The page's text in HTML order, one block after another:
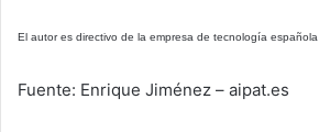
El autor es directivo de la empresa de tecnología española
Fuente: Enrique Jiménez – aipat.es